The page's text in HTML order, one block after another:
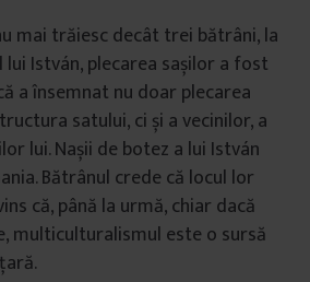
mai trăiesc decât trei bătrâni, la
István, plecarea sașilor a fost
a însemnat nu doar plecarea
satului, ci și a vecinilor, a
lui. Nașii de botez a lui István
Bătrânul crede că locul lor
că, până la urmă, chiar dacă
multiculturalismul este o sursă